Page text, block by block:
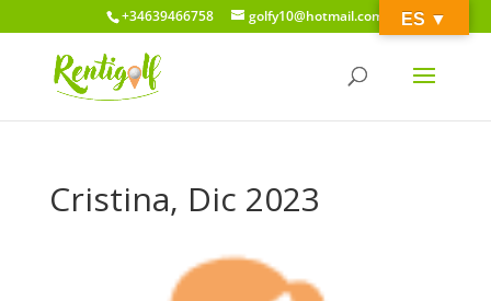
+34639466758 golfy10@hotmail.com
Cristina, Dic 2023
ES ­­▼